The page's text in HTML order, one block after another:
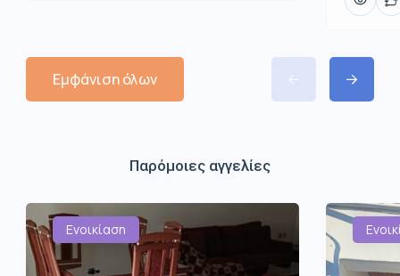
Εμφάνιση όλων
Παρόμοιες αγγελίες
Ενοικίαση